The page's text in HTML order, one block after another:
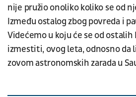
nije pružio onoliko koliko se od
Između ostalog zbog povreda i
Videćemo u koju će se od ostalih
izmestiti, ovog leta, odnosno da
zovom astronomskih zarada u